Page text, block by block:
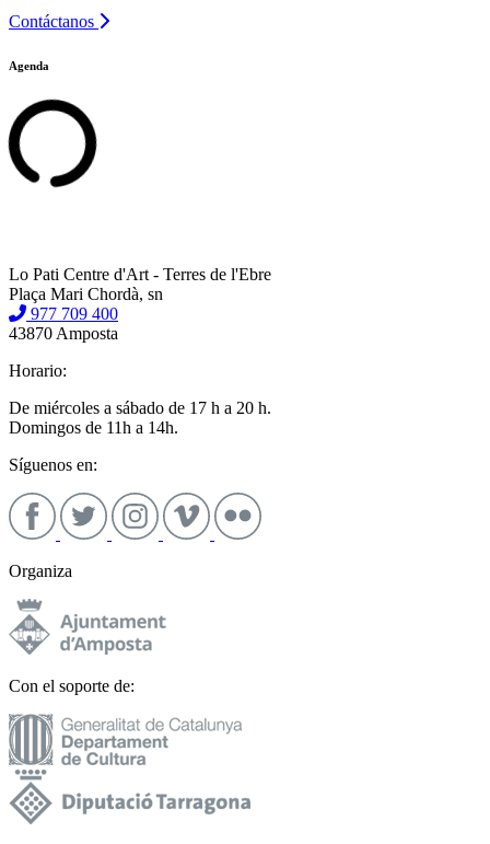
Contáctanos
Agenda
Lo Pati Centre d'Art - Terres de l'Ebre
Plaça Mari Chordà, sn
977 709 400
43870 Amposta
Horario:
De miércoles a sábado de 17 h a 20 h.
Domingos de 11h a 14h.
Síguenos en:
Organiza
Con el soporte de: